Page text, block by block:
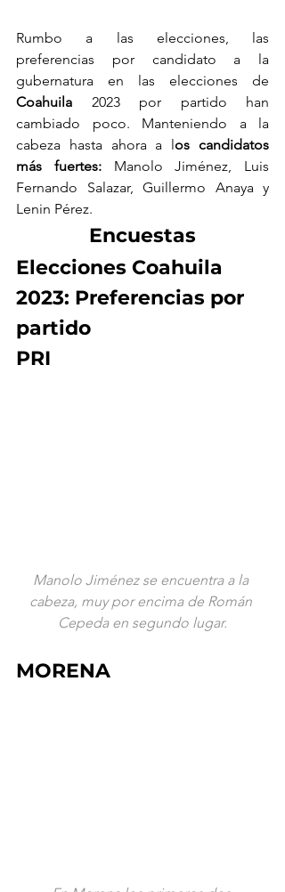
Rumbo a las elecciones, las
preferencias por candidato a la
Coahuila 2023 por partido han
cambiado poco. Manteniendo a la
cabeza hasta ahora a los candidatos
más fuertes: Manolo Jiménez, Luis
Fernando Salazar, Guillermo Anaya y
Lenin Pérez.
Encuestas
Elecciones Coahuila
2023: Preferencias por
partido
PRI
Manolo Jiménez se encuentra a la
cabeza, muy por encima de Román
Cepeda en segundo lugar.
MORENA